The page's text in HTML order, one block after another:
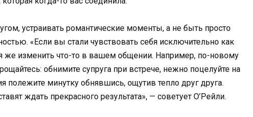
устраивать романтические моменты, а не быть просто
«Если вы стали чувствовать себя исключительно как
же изменить что-то в вашем общении. Например, по-новому
обнимите супруга при встрече, нежно поцелуйте на
полежите минутку обнявшись, ощутив тепло друг друга.
ждать прекрасного результата», — советует О’Рейли.